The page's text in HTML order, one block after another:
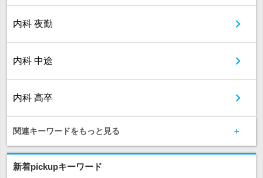
内科 夜勤
内科 中途
内科 高卒
関連キーワードをもっと見る
新着pickupキーワード